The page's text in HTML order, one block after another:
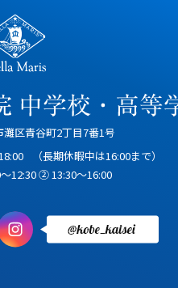
灘区青谷町2丁目7番1号
（長期休暇中は16:00まで）
12:30 ② 13:30～16:00